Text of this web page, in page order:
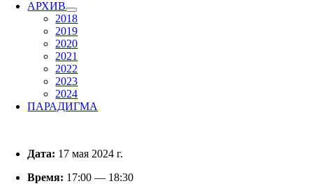
АРХИВ
2018
2019
2020
2021
2022
2023
2024
ПАРАДИГМА
Дата: 17 мая 2024 г.
Время: 17:00 — 18:30